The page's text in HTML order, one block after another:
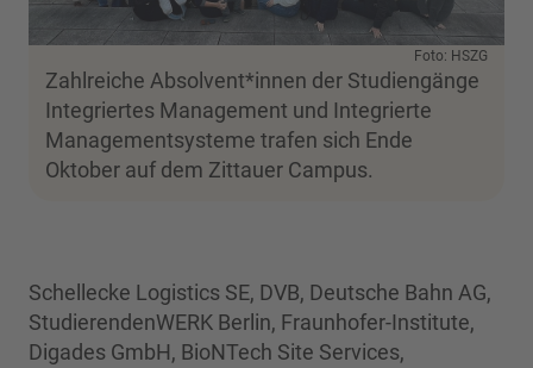
Foto: HSZG
Zahlreiche Absolvent*innen der Studiengänge
Integriertes Management und Integrierte
Managementsysteme trafen sich Ende
Oktober auf dem Zittauer Campus.
Schellecke Logistics SE, DVB, Deutsche Bahn AG,
StudierendenWERK Berlin, Fraunhofer-Institute,
Digades GmbH, BioNTech Site Services,